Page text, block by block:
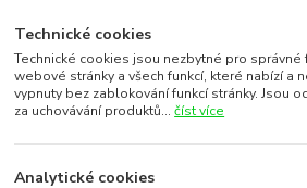
Technické cookies
Technické cookies jsou nezbytné pro správné
webové stránky a všech funkcí, které nabízí a
vypnuty bez zablokování funkcí stránky. Jsou
za uchovávání produktů...číst více
Analytické cookies